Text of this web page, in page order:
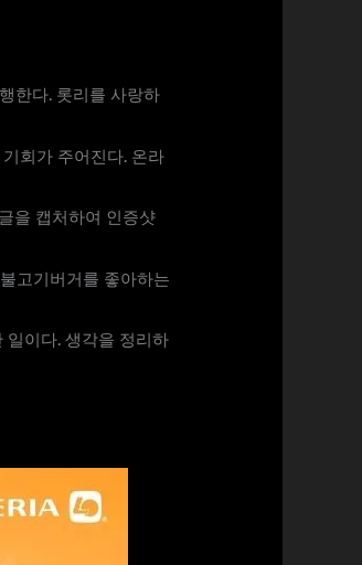
한다. 롯리를 사랑하
회가 주어진다. 온라
을 캡처하여 인증샷
고기버거를 좋아하는
이다. 생각을 정리하